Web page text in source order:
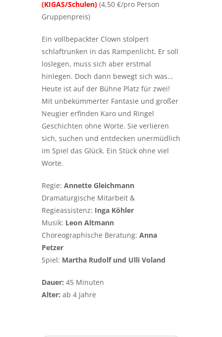
(KIGAS/Schulen) (4,50 €/pro Person
Gruppenpreis)
Ein vollbepackter Clown stolpert
schlaftrunken in das Rampenlicht. Er soll
loslegen, muss sich aber erstmal
hinlegen. Doch dann bewegt sich was…
Heute ist auf der Bühne Platz für zwei!
Mit unbekümmerter Fantasie und großer
Neugier erfinden Karo und Ringel
Geschichten ohne Worte. Sie verlieren
sich, suchen und entdecken unermüdlich
im Spiel das Glück. Ein Stück ohne viel
Worte.
Regie: Annette Gleichmann
Dramaturgische Mitarbeit &
Regieassistenz: Inga Köhler
Musik: Leon Altmann
Choreographische Beratung: Anna
Petzer
Spiel: Martha Rudolf und Ulli Voland
Dauer: 45 Minuten
Alter: ab 4 Jahre